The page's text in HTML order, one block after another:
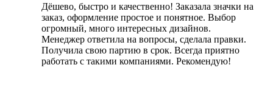
Дёшево, быстро и качественно! Заказала значки на
заказ, оформление простое и понятное. Выбор
огромный, много интересных дизайнов.
Менеджер ответила на вопросы, сделала правки.
Получила свою партию в срок. Всегда приятно
работать с такими компаниями. Рекомендую!